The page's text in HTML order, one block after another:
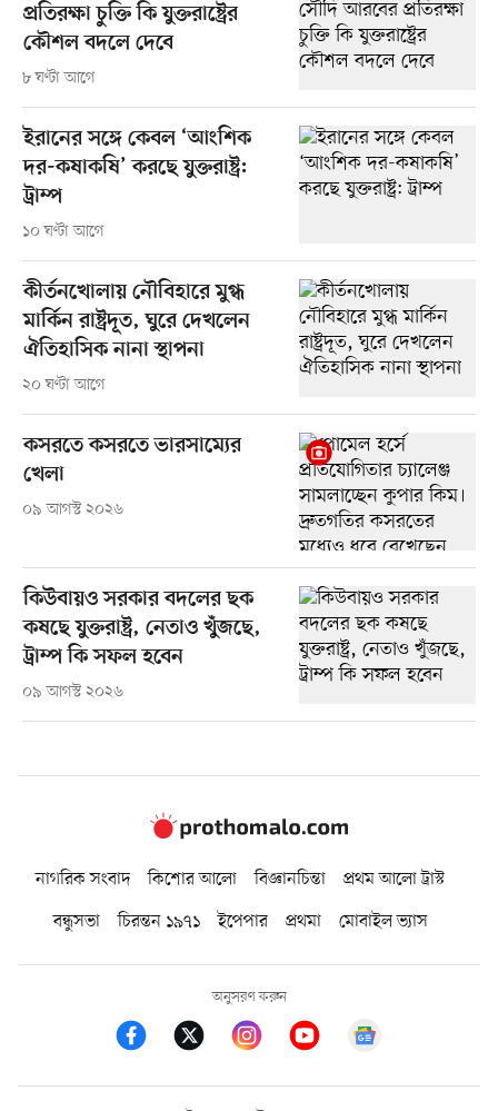
প্রতিরক্ষা চুক্তি কি যুক্তরাষ্ট্রের
কৌশল বদলে দেবে
৮ ঘণ্টা আগে
ইরানের সঙ্গে কেবল ‘আংশিক
দর-কষাকষি’ করছে যুক্তরাষ্ট্র:
ট্রাম্প
১০ ঘণ্টা আগে
কীর্তনখোলায় নৌবিহারে মুগ্ধ
মার্কিন রাষ্ট্রদূত, ঘুরে দেখলেন
ঐতিহাসিক নানা স্থাপনা
২০ ঘণ্টা আগে
কসরতে কসরতে ভারসাম্যের
খেলা
০৯ আগস্ট ২০২৬
কিউবায়ও সরকার বদলের ছক
কষছে যুক্তরাষ্ট্র, নেতাও খুঁজছে,
ট্রাম্প কি সফল হবেন
০৯ আগস্ট ২০২৬
নাগরিক সংবাদ কিশোর আলো বিজ্ঞানচিন্তা
প্রথম আলো ট্রাস্ট
বন্ধুসভা
চিরন্তন ১৯৭১ ইপেপার প্রথমা মোবাইল ভ্যাস
অনুসরণ করুন